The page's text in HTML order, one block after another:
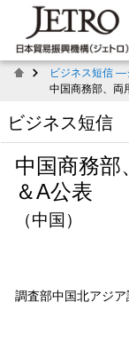
ビジネス短信 ―
中国商務部、両
ビジネス短信
中国商務部
＆A公表
（中国）
調査部中国北アジア